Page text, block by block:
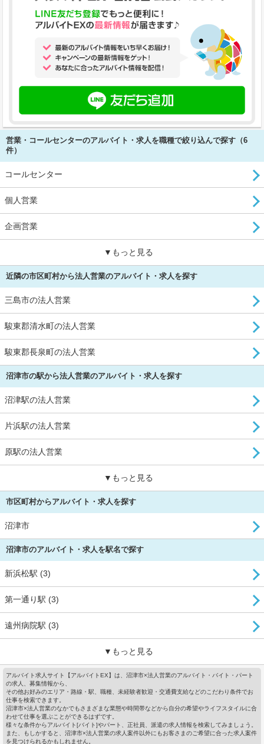
営業・コールセンターのアルバイト・求人を職種で絞り込んで探す（6
件）
コールセンター
個人営業
企画営業
▼もっと見る
近隣の市区町村から法人営業のアルバイト・求人を探す
三島市の法人営業
駿東郡清水町の法人営業
駿東郡長泉町の法人営業
沼津市の駅から法人営業のアルバイト・求人を探す
沼津駅の法人営業
片浜駅の法人営業
原駅の法人営業
▼もっと見る
市区町村からアルバイト・求人を探す
沼津市
沼津市のアルバイト・求人を駅名で探す
新浜松駅 (3)
第一通り駅 (3)
遠州病院駅 (3)
▼もっと見る
アルバイト求人サイト【アルバイトEX】は、沼津市×法人営業のアルバイト・バイト・パート
の求人、募集情報から、
その他お好みのエリア・路線・駅、職種、未経験者歓迎・交通費支給などのこだわり条件でお
仕事を検索できます。
沼津市×法人営業のなかでもさまざまな業態や時間帯などから自分の希望やライフスタイルに合
わせて仕事を選ぶことができるはずです。
様々な条件からアルバイト[バイト]やパート、正社員、派遣の求人情報を検索してみましょう。
また、もしかすると、沼津市×法人営業の求人案件以外にもお客さまのご希望に合った求人案件
を見つけられるかもしれません。